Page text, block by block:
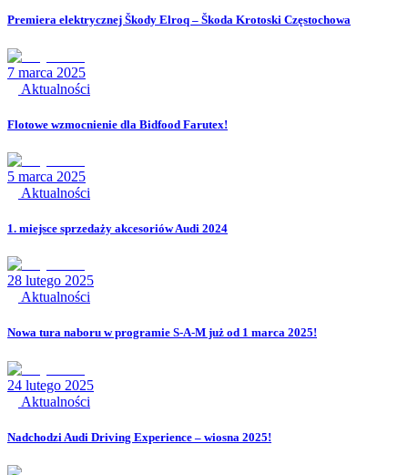
Premiera elektrycznej Škody Elroq – Škoda Krotoski Częstochowa
7 marca 2025
Aktualności
Flotowe wzmocnienie dla Bidfood Farutex!
5 marca 2025
Aktualności
1. miejsce sprzedaży akcesoriów Audi 2024
28 lutego 2025
Aktualności
Nowa tura naboru w programie S-A-M już od 1 marca 2025!
24 lutego 2025
Aktualności
Nadchodzi Audi Driving Experience – wiosna 2025!